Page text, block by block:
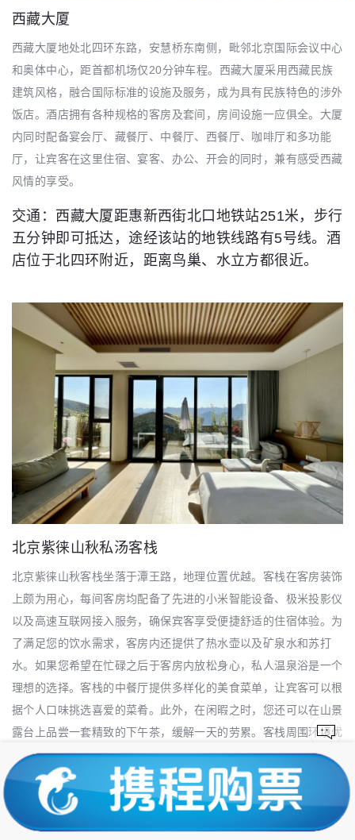
西藏大厦
西藏大厦地处北四环东路，安慧桥东南侧，毗邻北京国际会议中心
和奥体中心，距首都机场仅20分钟车程。西藏大厦采用西藏民族
建筑风格，融合国际标准的设施及服务，成为具有民族特色的涉外
饭店。酒店拥有各种规格的客房及套间，房间设施一应俱全。大厦
内同时配备宴会厅、藏餐厅、中餐厅、西餐厅、咖啡厅和多功能
厅，让宾客在这里住宿、宴客、办公、开会的同时，兼有感受西藏
风情的享受。
交通：西藏大厦距惠新西街北口地铁站251米，步行
五分钟即可抵达，途经该站的地铁线路有5号线。酒
店位于北四环附近，距离鸟巢、水立方都很近。
北京紫徕山秋私汤客栈
北京紫徕山秋客栈坐落于潭王路，地理位置优越。客栈在客房装饰
上颇为用心，每间客房均配备了先进的小米智能设备、极米投影仪
以及高速互联网接入服务，确保宾客享受便捷舒适的住宿体验。为
了满足您的饮水需求，客房内还提供了热水壶以及矿泉水和苏打
水。如果您希望在忙碌之后于客房内放松身心，私人温泉浴是一个
理想的选择。客栈的中餐厅提供多样化的美食菜单，让宾客可以根
据个人口味挑选喜爱的菜肴。此外，在闲暇之时，您还可以在山景
露台上品尝一套精致的下午茶，缓解一天的劳累。客栈周围环境优
美，客人可以选择在山间散步，享受大自然的宁静。客栈还设有配
备电子钢琴的多功能厅，并提供棋类游戏和任天堂游戏机借用服
务，为您的休闲时光增添更多乐趣。
交通：北京紫徕山秋私汤客栈位于门头沟，附近有